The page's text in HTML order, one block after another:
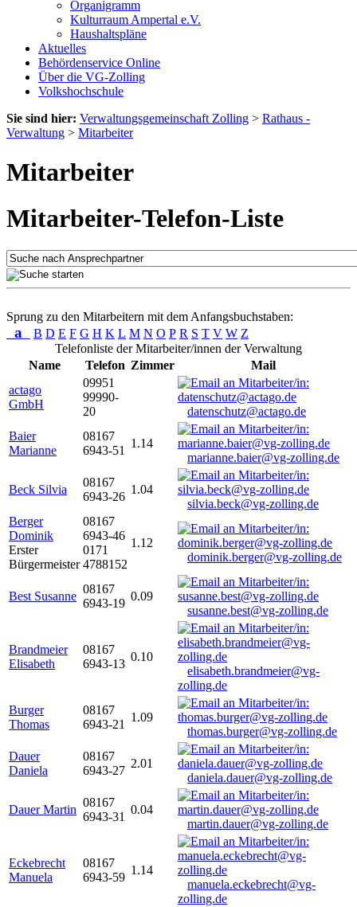
Organigramm
Kulturraum Ampertal e.V.
Haushaltspläne
Aktuelles
Behördenservice Online
Über die VG-Zolling
Volkshochschule
Sie sind hier: Verwaltungsgemeinschaft Zolling > Rathaus -
Verwaltung > Mitarbeiter
Mitarbeiter
Mitarbeiter-Telefon-Liste
Sprung zu den Mitarbeitern mit dem Anfangsbuchstaben:
a B D E F G H K L M N O P R S T V W Z
Telefonliste der Mitarbeiter/innen der Verwaltung
Name
Telefon Zimmer
Mail
actago
GmbH
09951
99990-
20
datenschutz@actago.de
Baier
Marianne
08167
6943-51
1.14
marianne.baier@vg-zolling.de
Beck Silvia
08167
6943-26
1.04
silvia.beck@vg-zolling.de
Berger
Dominik
Erster
Bürgermeister
08167
6943-46
0171
4788152
1.12
dominik.berger@vg-zolling.de
Best Susanne
08167
6943-19
0.09
susanne.best@vg-zolling.de
Brandmeier
Elisabeth
08167
6943-13
0.10
elisabeth.brandmeier@vg-
zolling.de
Burger
Thomas
08167
6943-21
1.09
thomas.burger@vg-zolling.de
Dauer
Daniela
08167
6943-27
2.01
daniela.dauer@vg-zolling.de
Dauer Martin
08167
6943-31
0.04
martin.dauer@vg-zolling.de
Eckebrecht
Manuela
08167
6943-59
1.14
manuela.eckebrecht@vg-
zolling.de